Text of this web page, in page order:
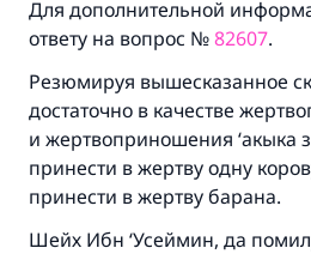
Для дополнительной
ответу на вопрос №82607.
Резюмируя вышесказанное
достаточно в качестве
и жертвоприношения ‘акыка
принести в жертву одну
принести в жертву барана.
Шейх Ибн ‘Усеймин, да